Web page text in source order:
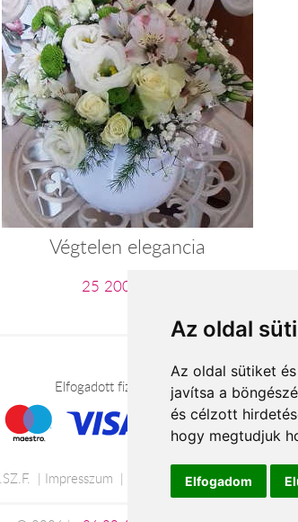
Az oldal
Az oldal sütiket
javítsa a
és célzott
hogy megtudjuk
Elfogadom
Végtelen elegancia
25 200 Ft-tól
Elfogadott fizetési módok
Impresszum Adatkezelési tájékoztató